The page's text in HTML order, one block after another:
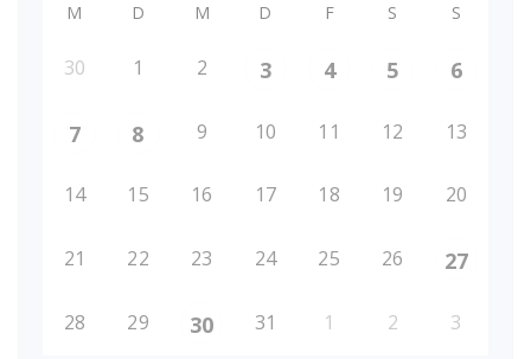
M D M D F S S
30 1 2 3 4 5 6
7 8 9 10 11 12 13
14 15 16 17 18 19 20
21 22 23 24 25 26 27
28 29 30 31 1 2 3